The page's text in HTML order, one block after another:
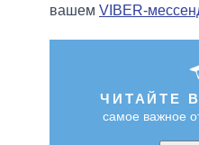
вашем VIBER-
ЧИТАЙТЕ В
самое важное